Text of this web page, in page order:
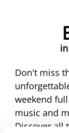
Don't miss
weekend
music and
Discover all